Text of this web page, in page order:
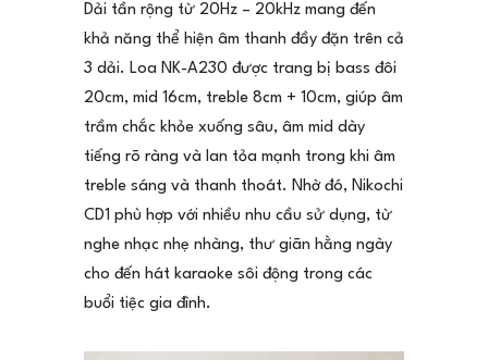
Dải tần rộng từ 20Hz – 20kHz mang đến
khả năng thể hiện âm thanh đầy đặn trên cả
3 dải. Loa NK-A230 được trang bị bass đôi
20cm, mid 16cm, treble 8cm + 10cm, giúp âm
trầm chắc khỏe xuống sâu, âm mid dày
tiếng rõ ràng và lan tỏa mạnh trong khi âm
treble sáng và thanh thoát. Nhờ đó, Nikochi
CD1 phù hợp với nhiều nhu cầu sử dụng, từ
nghe nhạc nhẹ nhàng, thư giãn hằng ngày
cho đến hát karaoke sôi động trong các
buổi tiệc gia đình.